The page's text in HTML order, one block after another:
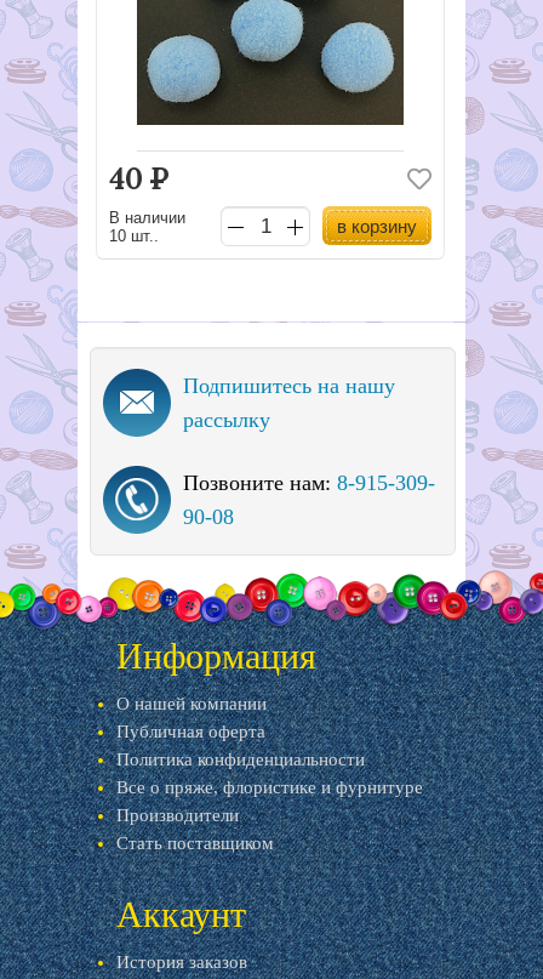
40 Р
В наличии
10 шт..
в корзину
Подпишитесь на нашу
рассылку
Позвоните нам: 8-915-309-
90-08
Информация
О нашей компании
Публичная оферта
Политика конфиденциальности
Все о пряже, флористике и фурнитуре
Производители
Стать поставщиком
Аккаунт
История заказов